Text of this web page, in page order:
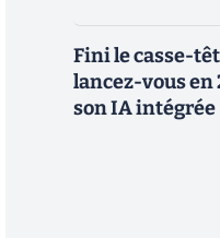
Fini le casse-
lancez-vous en
son IA intégrée